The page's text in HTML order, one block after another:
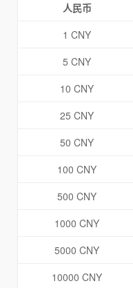
人民币
1 CNY
5 CNY
10 CNY
25 CNY
50 CNY
100 CNY
500 CNY
1000 CNY
5000 CNY
10000 CNY